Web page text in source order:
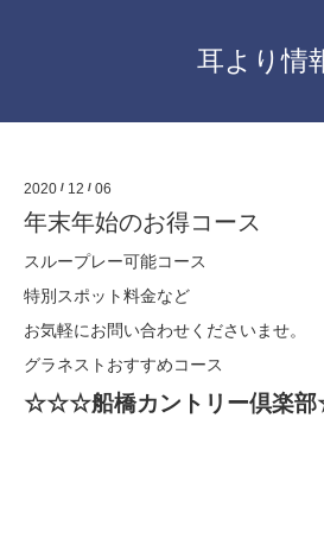
耳より情
2020 / 12 / 06
年末年始のお得コース
スループレー可能コース
特別スポット料金など
お気軽にお問い合わせくださいませ。
グラネストおすすめコース
☆☆☆船橋カントリー倶楽